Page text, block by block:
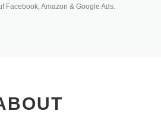
Facebook, Amazon & Google Ads.